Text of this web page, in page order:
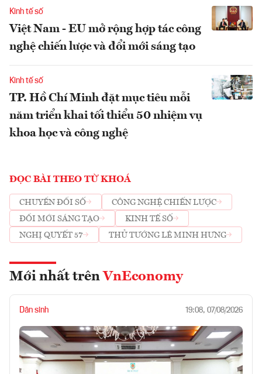
Kinh tế số
Việt Nam - EU mở rộng hợp tác công
nghệ chiến lược và đổi mới sáng tạo
Kinh tế số
TP. Hồ Chí Minh đặt mục tiêu mỗi
năm triển khai tối thiểu 50 nhiệm vụ
khoa học và công nghệ
ĐỌC BÀI THEO TỪ KHOÁ
CHUYỂN ĐỔI SỐ
CÔNG NGHỆ CHIẾN LƯỢC
ĐỔI MỚI SÁNG TẠO
KINH TẾ SỐ
NGHỊ QUYẾT 57
THỦ TƯỚNG LÊ MINH HƯNG
Mới nhất trên VnEconomy
Dân sinh 19:08, 07/08/2026